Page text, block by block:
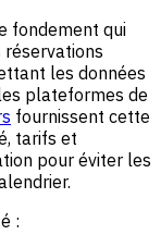
fondement qui
les données
plateformes de
fournissent cette
tarifs et
pour éviter les
: